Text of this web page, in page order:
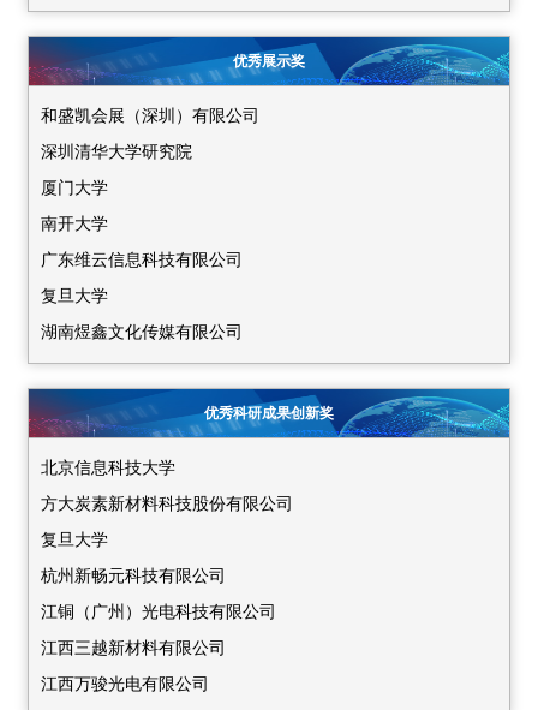
大连市商务局
兰州大学科技园有限责任公司
武汉大学
复旦大学
深圳技术大学
香港中文大学（深圳）
中国地质大学（武汉）
深圳职业技术大学
上海市科学技术委员会
湖南省商务厅
山西省商务厅
优秀展示奖
和盛凯会展（深圳）有限公司
深圳清华大学研究院
厦门大学
南开大学
广东维云信息科技有限公司
复旦大学
湖南煜鑫文化传媒有限公司
深圳技术大学
辽宁工程技术大学
中国地质大学（武汉）
香港中文大学（深圳）
中山大学
深圳职业技术大学
全国农业科技成果转移服务中心
上海科技会展有限公司
甘肃省商务厅
山西省商务厅
优秀科研成果创新奖
北京信息科技大学
方大炭素新材料科技股份有限公司
复旦大学
杭州新畅元科技有限公司
江铜（广州）光电科技有限公司
江西三越新材料有限公司
江西万骏光电有限公司